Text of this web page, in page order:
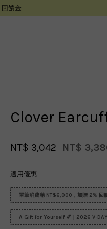
回饋金
Clover
NT$ 3,042 NT$
適用優惠
單筆消費滿 NT$6,000，加贈 2% 回
A Gift for Yourself 💕｜2026 V-